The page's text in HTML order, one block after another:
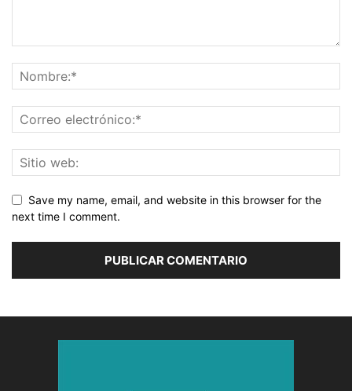
Save my name, email, and website in this browser for the
next time I comment.